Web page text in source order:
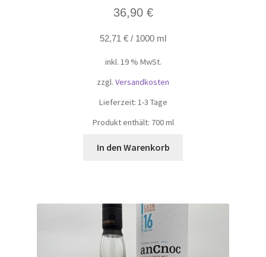
36,90 €
52,71 € / 1000 ml
inkl. 19 % MwSt.
zzgl. Versandkosten
Lieferzeit: 1-3 Tage
Produkt enthält: 700ml
In den Warenkorb